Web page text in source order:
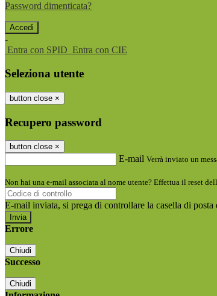
Password dimenticata?
-
Entra con SPID Entra con CIE
Seleziona utente
button close ×
Recupero password
button close ×
E-mail Verrà inviato un
Non hai una e-mail associata al nome utente? Effettua il reset
E-mail inviata, si prega di controllare la casella di posta
Errore
Chiudi
Successo
Chiudi